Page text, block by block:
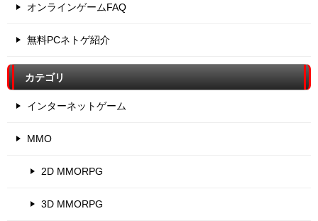
オンラインゲームFAQ
無料PCネトゲ紹介
カテゴリ
インターネットゲーム
MMO
2D MMORPG
3D MMORPG